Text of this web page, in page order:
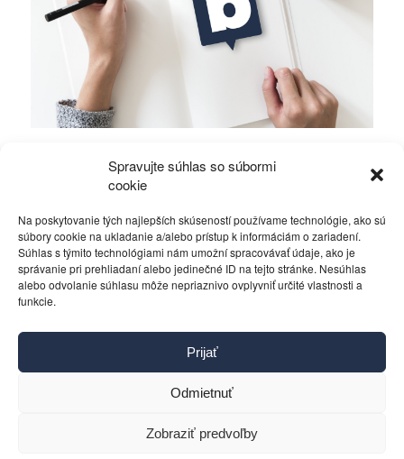
Spravujte súhlas so súbormi
cookie
Na poskytovanie tých najlepších skúseností používame technológie, ako sú
súbory cookie na ukladanie a/alebo prístup k informáciám o zariadení.
Súhlas s týmito technológiami nám umožní spracovávať údaje, ako je
správanie pri prehliadaní alebo jedinečné ID na tejto stránke. Nesúhlas
alebo odvolanie súhlasu môže nepriaznivo ovplyvniť určité vlastnosti a
funkcie.
Prijať
Odmietnuť
Zobraziť predvoľby
pyžamo, píše Mikuláš Černák z basy
Rôzne 30. decembra 2013
Kontakt
Pravidlá používania
Reklama
Cookies
Ochrana osobných údajov